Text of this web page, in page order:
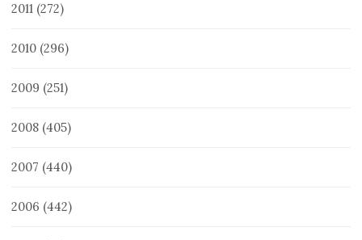
2011 (272)
2010 (296)
2009 (251)
2008 (405)
2007 (440)
2006 (442)